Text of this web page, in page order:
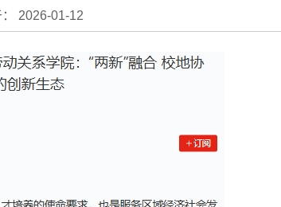
2026-01-12